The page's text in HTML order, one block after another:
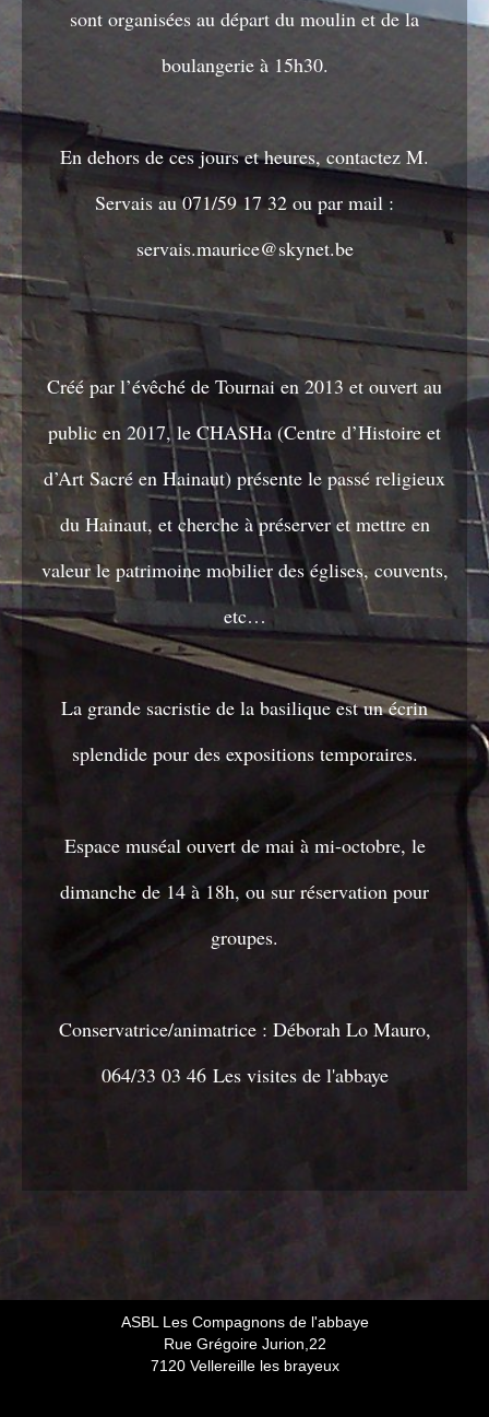
sont organisées au départ du moulin et de la
boulangerie à 15h30.
En dehors de ces jours et heures, contactez M.
Servais au 071/59 17 32 ou par mail :
servais.maurice@skynet.be
Créé par l’évêché de Tournai en 2013 et ouvert au
public en 2017, le CHASHa (Centre d’Histoire et
d’Art Sacré en Hainaut) présente le passé religieux
du Hainaut, et cherche à préserver et mettre en
valeur le patrimoine mobilier des églises, couvents,
etc…
La grande sacristie de la basilique est un écrin
splendide pour des expositions temporaires.
Espace muséal ouvert de mai à mi-octobre, le
dimanche de 14 à 18h, ou sur réservation pour
groupes.
Conservatrice/animatrice : Déborah Lo Mauro,
064/33 03 46 Les visites de l'abbaye
ASBL Les Compagnons de l'abbaye
Rue Grégoire Jurion,22
7120 Vellereille les brayeux